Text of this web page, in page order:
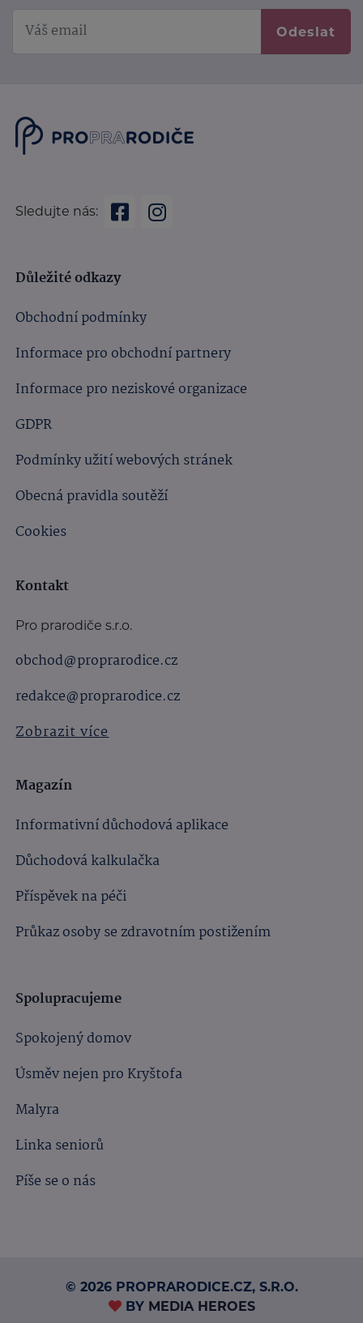
Odeslat
Sledujte nás:
Důležité odkazy
Obchodní podmínky
Informace pro obchodní partnery
Informace pro neziskové organizace
GDPR
Podmínky užití webových stránek
Obecná pravidla soutěží
Cookies
Kontakt
Pro prarodiče s.r.o.
obchod@proprarodice.cz
redakce@proprarodice.cz
Zobrazit více
Magazín
Informativní důchodová aplikace
Důchodová kalkulačka
Příspěvek na péči
Průkaz osoby se zdravotním postižením
Spolupracujeme
Spokojený domov
Úsměv nejen pro Kryštofa
Malyra
Linka seniorů
Píše se o nás
© 2026 PROPRARODICE.CZ, S.R.O.
BY MEDIA HEROES